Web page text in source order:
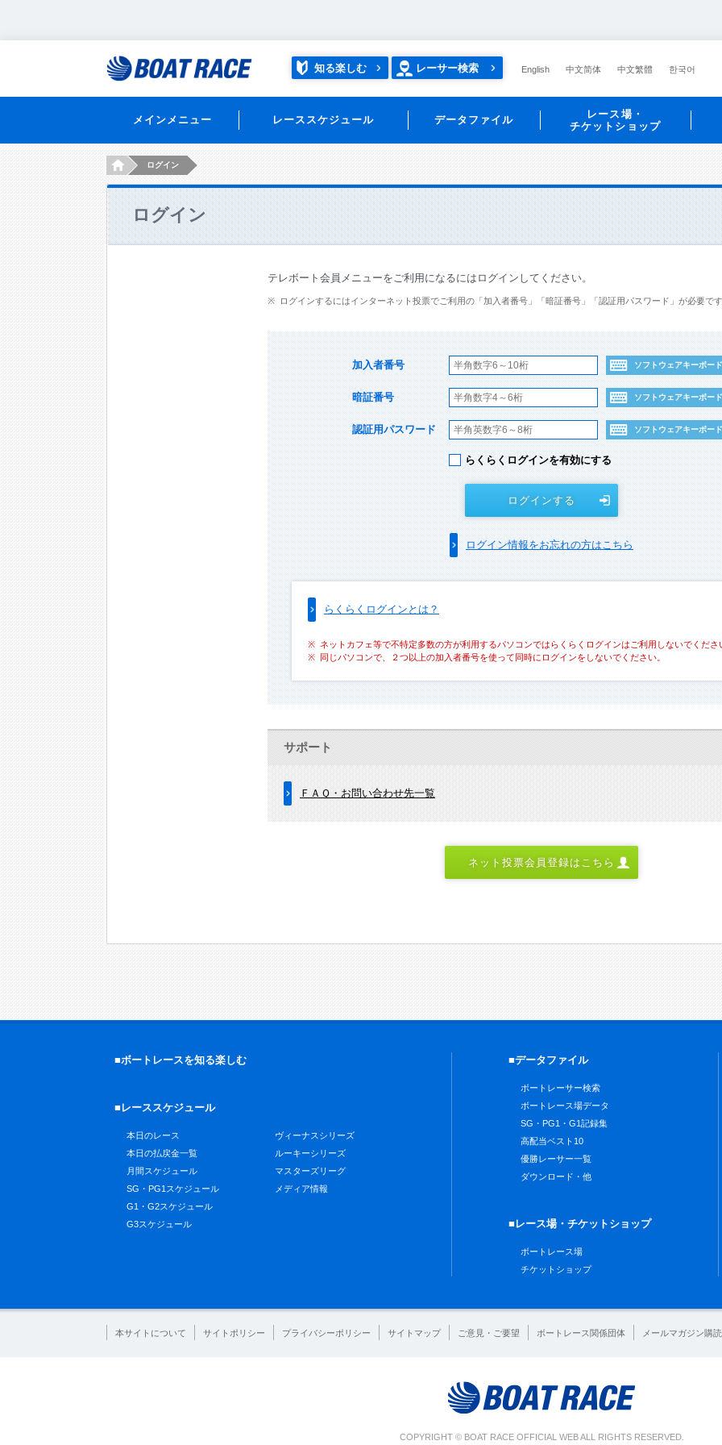
知る楽しむ レーサー検索 English 中文简体 中文繁體 한국어
メインメニュー レーススケジュール データファイル
レース場・
チケットショップ
HOMEログイン
ログイン
テレボート会員メニューをご利用になるにはログインしてください。
ログインするにはインターネット投票でご利用の「加入者番号」「暗証番号」「認証用パスワード」が必要です
加入者番号 ソフトウェアキーボード
暗証番号 ソフトウェアキーボード
認証用パスワード ソフトウェアキーボード
らくらくログインを有効にする
ログインする
ログイン情報をお忘れの方はこちら
らくらくログインとは？
ネットカフェ等で不特定多数の方が利用するパソコンではらくらくログインはご利用しないでくださ
同じパソコンで、２つ以上の加入者番号を使って同時にログインをしないでください。
サポート
ＦＡＱ・お問い合わせ先一覧
ネット投票会員登録はこちら
■ボートレースを知る楽しむ
■レーススケジュール
本日のレース
本日の払戻金一覧
月間スケジュール
SG・PG1スケジュール
G1・G2スケジュール
G3スケジュール
ヴィーナスシリーズ
ルーキーシリーズ
マスターズリーグ
メディア情報
■データファイル
ボートレーサー検索
ボートレース場データ
SG・PG1・G1記録集
高配当ベスト10
優勝レーサー一覧
ダウンロード・他
■レース場・チケットショップ
ボートレース場
チケットショップ
本サイトについて サイトポリシー プライバシーポリシー サイトマップ ご意見・ご要望 ボートレース関係団体 メールマガジン購読
COPYRIGHT © BOAT RACE OFFICIAL WEB ALL RIGHTS RESERVED.